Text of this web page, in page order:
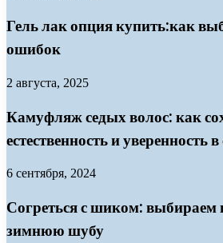
Гель лак опция купить:как
ошибок
2 августа, 2025
Камуфляж седых волос: как
естественность и уверенность в
6 сентября, 2024
Согреться с шиком: выбираем
зимнюю шубу